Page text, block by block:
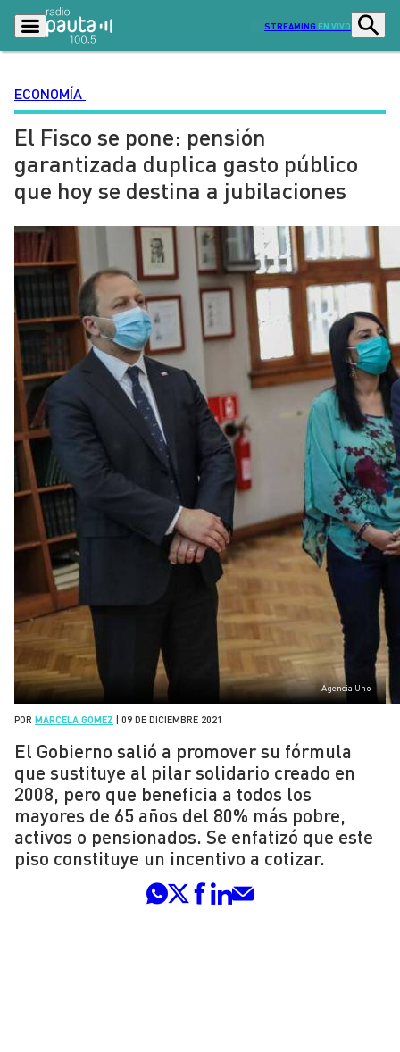
STREAMING EN VIVO
Podcasts
Lo Último Actualidad
Ciudad Economía
Radio en vivo Sostenibilidad
Tendencias Deportes
Entretención y Cultura
Dato en Pauta Señal 2
Contenido Patrocinado
ECONOMÍA
El Fisco se pone: pensión
garantizada duplica gasto público
que hoy se destina a jubilaciones
Agencia Uno
POR MARCELA GÓMEZ 09 DE DICIEMBRE 2021
El Gobierno salió a promover su fórmula
que sustituye al pilar solidario creado en
2008, pero que beneficia a todos los
mayores de 65 años del 80% más pobre,
activos o pensionados. Se enfatizó que este
piso constituye un incentivo a cotizar.